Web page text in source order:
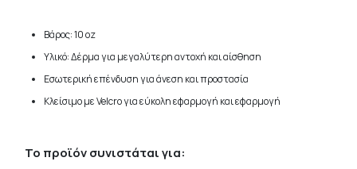
Βάρος: 10 oz
Υλικό: Δέρμα για μεγαλύτερη αντοχή και αίσθηση
Εσωτερική επένδυση για άνεση και προστασία
Κλείσιμο με Velcro για εύκολη εφαρμογή και εφαρμογή
Το προϊόν συνιστάται για: